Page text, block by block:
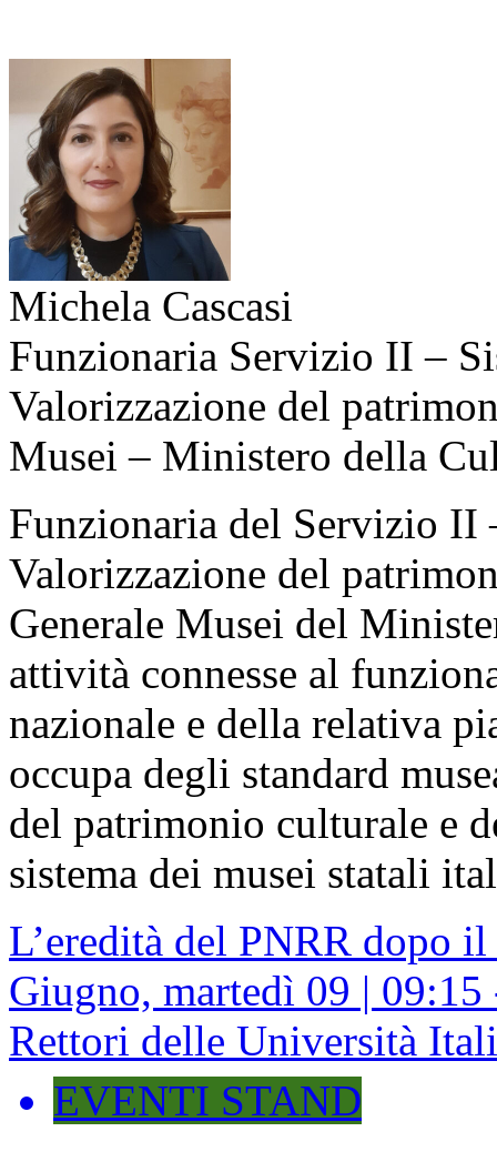
Michela Cascasi
Funzionaria Servizio II –
Valorizzazione del
Musei – Ministero della
Funzionaria del Servizio II
Valorizzazione del
Generale Musei del
attività connesse al
nazionale e della relativa
occupa degli standard
del patrimonio culturale e
sistema dei musei statali
L’eredità del PNRR dopo
Giugno, martedì 09 |
Rettori delle Università
EVENTI STAND